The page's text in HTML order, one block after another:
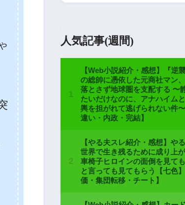
人気記事(週間)